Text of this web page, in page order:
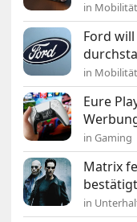
in Mobilität
Ford
in Mobilität
Eure
in Gaming
Matrix
in